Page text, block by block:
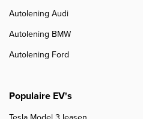
Autolening Audi
Autolening BMW
Autolening Ford
Populaire EV's